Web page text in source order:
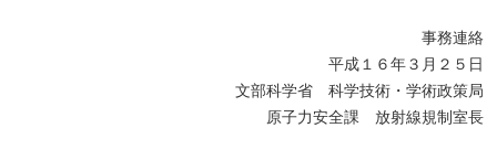
FAQ
事務連絡
平成１６年３月２５日
文部科学省 科学技術・学術政策局
原子力安全課 放射線規制室長